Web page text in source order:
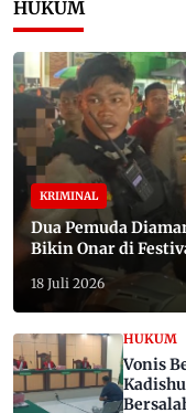
HUKUM
KRIMINAL
Dua Pemuda
Bikin Onar di
Satu Bawa Badik
18 Juli 2026
HUKUM
Vonis